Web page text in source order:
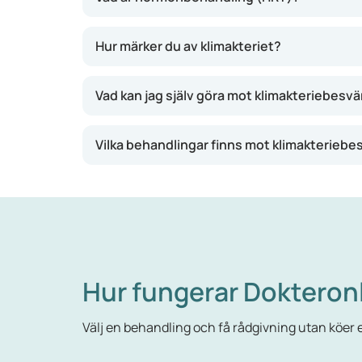
trötthet, humörsvängningar och
besvären lindras eller försvinner.
viktigt att noggrant väga fördelarna och
Hur märker du av klimakteriet?
Vad kan jag själv göra mot
Vilka behandlingar finns mot
Hur fungerar
Välj en behandling och få rådgivning utan köer